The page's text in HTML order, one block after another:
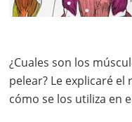
¿Cuales son los
pelear? Le explicaré
cómo se los utiliza en